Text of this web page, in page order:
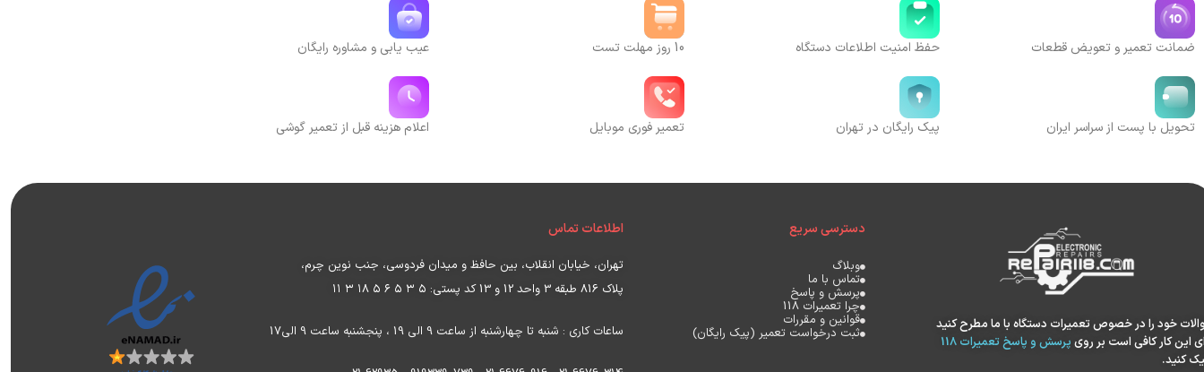
ضمانت تعمیر و تعویض قطعات حفظ امنیت اطلاعات دستگاه 10 روز مهلت تست عیب یابی و مشاوره رایگان
تحویل با پست از سراسر ایران پیک رایگان در تهران تعمیر فوری موبایل اعلام هزینه قبل از تعمیر گوشی
خود را در خصوص تعمیرات دستگاه با ما مطرح کنید
این کار کافی است بر روی پرسش و پاسخ تعمیرات 118
کنید.
دسترسی سریع
وبلاگ
تماس با ما
پرسش و پاسخ
چرا تعمیرات 118
قوانین و مقررات
ثبت درخواست تعمیر (پیک رایگان)
اطلاعات تماس
تهران، خیابان انقلاب، بین حافظ و میدان فردوسی، جنب نوین چرم،
پلاک 816 طبقه 3 واحد 12 و 13 کد پستی:
۱۱ ۳ ۱۸ ۵ ۶ ۵ ۳ ۵
ساعات کاری : شنبه تا چهارشنبه از ساعت 9 الی 19 ، پنجشنبه ساعت 9 الی17